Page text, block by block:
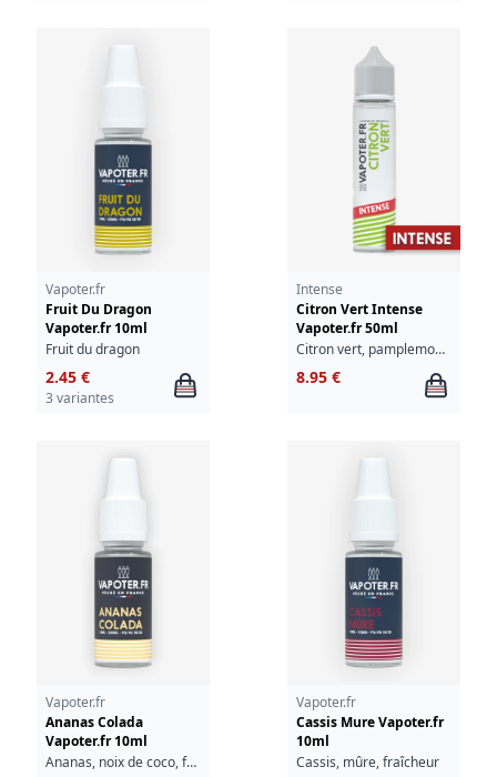
Vapoter.fr
Fruit Du Dragon
Vapoter.fr 10ml
Fruit du dragon
2.45 €
3 variantes
Intense
Citron Vert Intense
Vapoter.fr 50ml
Citron vert, pamplemousse, agrume
8.95 €
Vapoter.fr
Ananas Colada
Vapoter.fr 10ml
Ananas, noix de coco, fraîcheur
Vapoter.fr
Cassis Mure Vapoter.fr
10ml
Cassis, mûre, fraîcheur